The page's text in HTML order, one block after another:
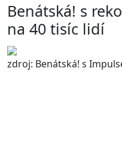
Benátská! s
na 40 tisíc lidí
zdroj: Benátská! s